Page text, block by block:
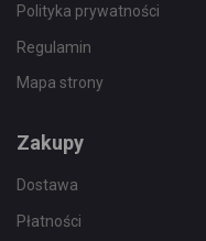
Polityka prywatności
Regulamin
Mapa strony
Zakupy
Dostawa
Płatności